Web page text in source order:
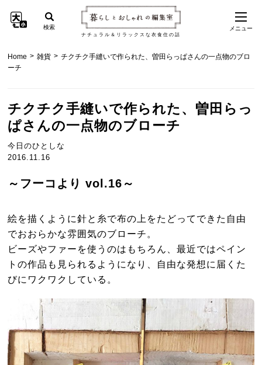
ナチュラル＆リラックスな衣食住の話
検索 メニュー
Home > 雑貨 > チクチク手縫いで作られた、曽田らっぱさんの一点物のブロ
ーチ
チクチク手縫いで作られた、曽田らっ
ぱさんの一点物のブローチ
今日のひとしな
2016.11.16
～フーコより vol.16～
絵を描くように針と糸で布の上をたどってできた自由
でおおらかな雰囲気のブローチ。
ビーズやファーを使うのはもちろん、最近ではペイン
トの作品も見られるようになり、自由な発想に届くた
びにワクワクしている。